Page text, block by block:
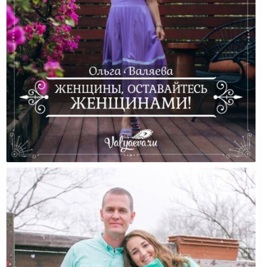
Женщины, Оставайтесь Женщинами!